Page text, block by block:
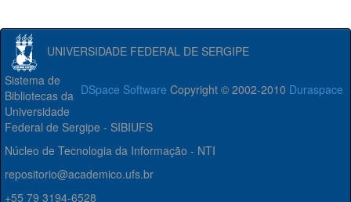
UNIVERSIDADE FEDERAL DE SERGIPE
DSpace Software Copyright © 2002-2010 Duraspace
Sistema de
Bibliotecas da
Universidade
Federal de Sergipe - SIBIUFS
Núcleo de Tecnologia da Informação - NTI
repositorio@academico.ufs.br
+55 79 3194-6528